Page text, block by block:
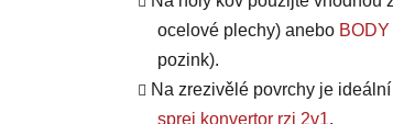
ocelové plechy) anebo
pozink).
Na zrezivělé povrchy je
sprej konvertor rzi 2v1.